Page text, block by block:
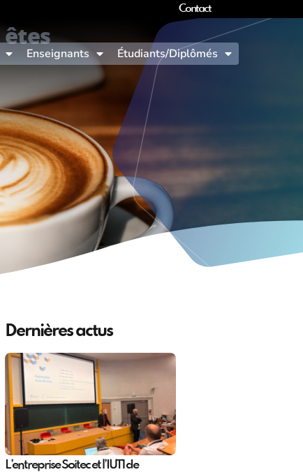
Contact
Enseignants Étudiants/Diplômés
Dernières actus
L’entreprise Soitec et l’IUT1 de